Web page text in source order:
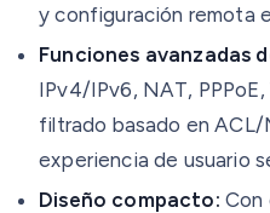
y configuración remota
Funciones avanzadas
IPv4/IPv6, NAT,
filtrado basado en ACL/
experiencia de usuario
Diseño compacto: Con